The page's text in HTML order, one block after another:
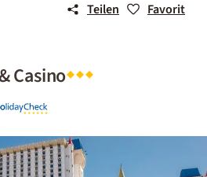
Teilen Favorit
Casino